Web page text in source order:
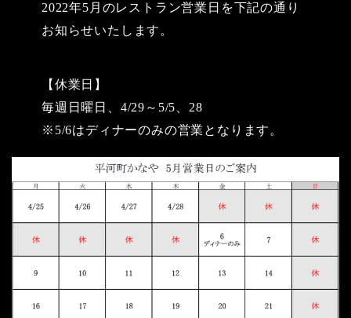
2022年5月のレストラン営業日を下記の通り
お知らせいたします。
【休業日】
毎週日曜日、4/29～5/5、28
※5/6はディナーのみの営業となります。